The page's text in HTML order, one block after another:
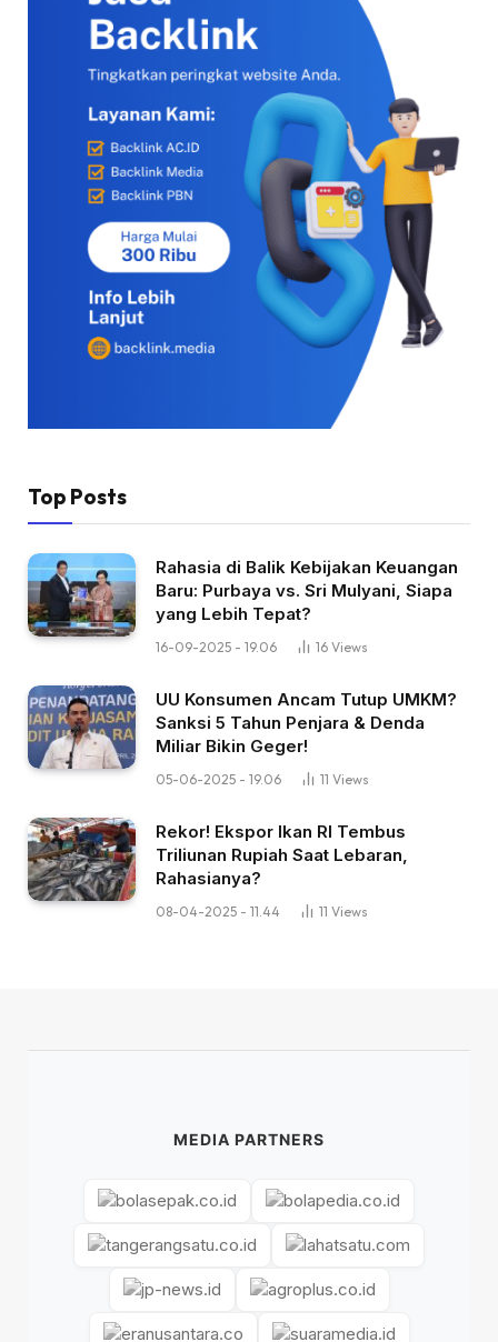
Top Posts
Rahasia di Balik Kebijakan Keuangan
Baru: Purbaya vs. Sri Mulyani, Siapa
yang Lebih Tepat?
16-09-2025 - 19.06 16 Views
UU Konsumen Ancam Tutup UMKM?
Sanksi 5 Tahun Penjara & Denda
Miliar Bikin Geger!
05-06-2025 - 19.06 11 Views
Rekor! Ekspor Ikan RI Tembus
Triliunan Rupiah Saat Lebaran,
Rahasianya?
08-04-2025 - 11.44 11 Views
MEDIA PARTNERS